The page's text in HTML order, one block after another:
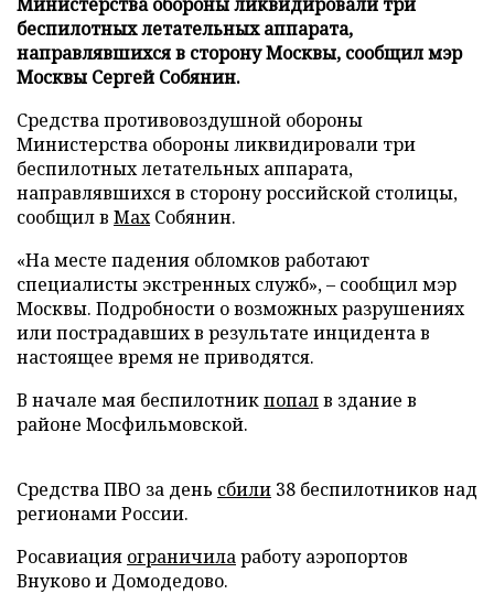
беспилотных летательных аппарата,
направлявшихся в сторону Москвы, сообщил мэр
Москвы Сергей Собянин.
Средства противовоздушной обороны
Министерства обороны ликвидировали три
беспилотных летательных аппарата,
направлявшихся в сторону российской столицы,
сообщил в MaxСобянин.
«На месте падения обломков работают
специалисты экстренных служб», – сообщил мэр
Москвы. Подробности о возможных разрушениях
или пострадавших в результате инцидента в
настоящее время не приводятся.
В начале мая беспилотникпопалв здание в
районе Мосфильмовской.
Средства ПВО за день сбили 38 беспилотников над
регионами России.
Росавиация ограничилаработу аэропортов
Внуково и Домодедово.